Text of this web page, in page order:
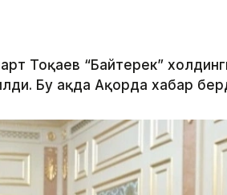
Тоқаев “Байтерек”
Бу ҳақда Ақорда хабар